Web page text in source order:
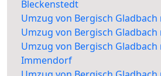
Bleckenstedt
Umzug von Bergisch
Umzug von Bergisch
Umzug von Bergisch Gladbach
Immendorf